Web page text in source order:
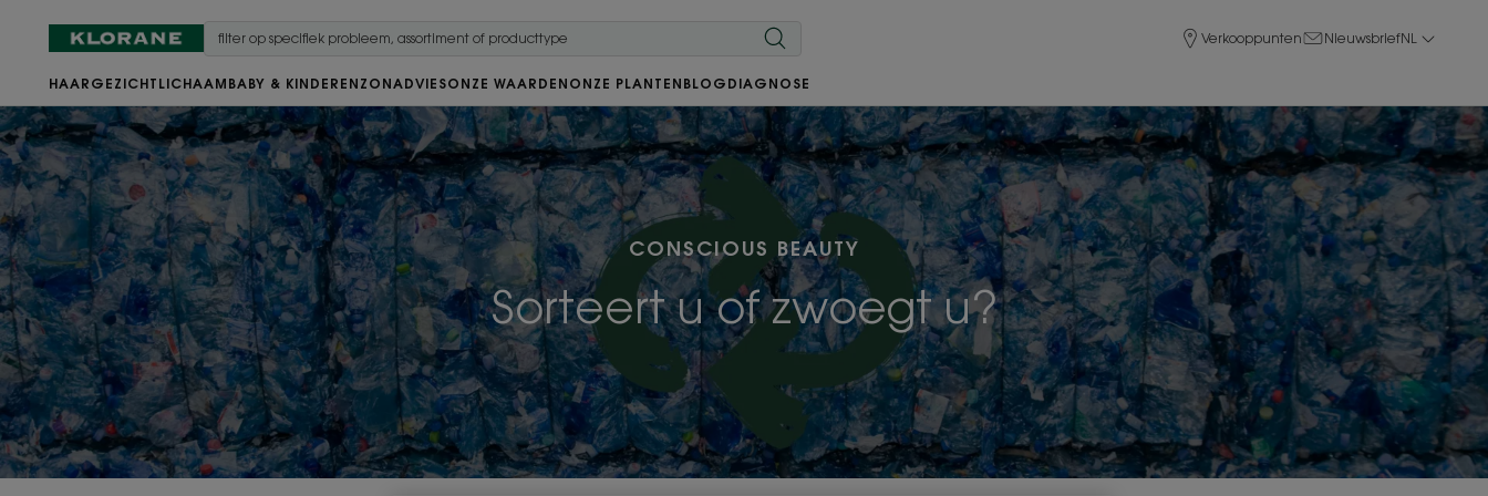
Verkooppunten NieuwsbriefNL
HAAR GEZICHT LICHAAM BABY & KINDEREN ZONADVIESONZE WAARDEN ONZE PLANTEN BLOG DIAGNOSE
CONSCIOUS BEAUTY
Sorteert u of zwoegt u?